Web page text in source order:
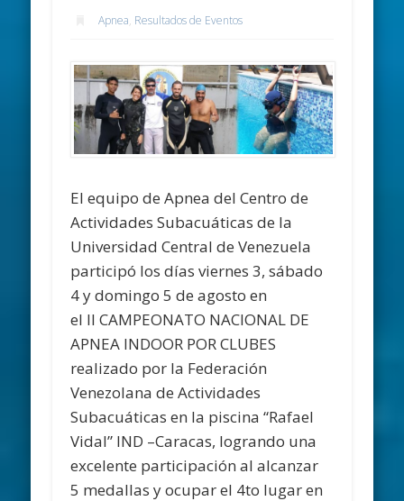
Apnea, Resultados de Eventos
El equipo de Apnea del Centro de
Actividades Subacuáticas de la
Universidad Central de Venezuela
participó los días viernes 3, sábado
4 y domingo 5 de agosto en
el II CAMPEONATO NACIONAL DE
APNEA INDOOR POR CLUBES
realizado por la Federación
Venezolana de Actividades
Subacuáticas en la piscina “Rafael
Vidal” IND –Caracas, logrando una
excelente participación al alcanzar
5 medallas y ocupar el 4to lugar en